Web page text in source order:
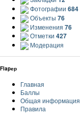
Фотографии 684
Объекты 76
Изменения 76
Отметки 427
Модерация
Flapер
Главная
Баллы
Общая информация
Правила